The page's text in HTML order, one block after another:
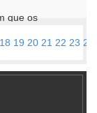
que os
18 19 20 21 22 23 24